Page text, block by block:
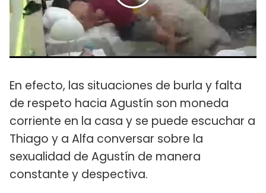
En efecto, las situaciones de burla y falta
de respeto hacia Agustín son moneda
corriente en la casa y se puede escuchar a
Thiago y a Alfa conversar sobre la
sexualidad de Agustín de manera
constante y despectiva.